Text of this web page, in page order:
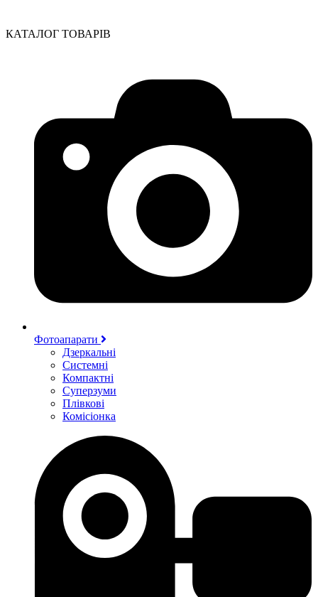
КАТАЛОГ ТОВАРІВ
Фотоапарати
Дзеркальні
Системні
Компактні
Суперзуми
Плівкові
Комісіонка